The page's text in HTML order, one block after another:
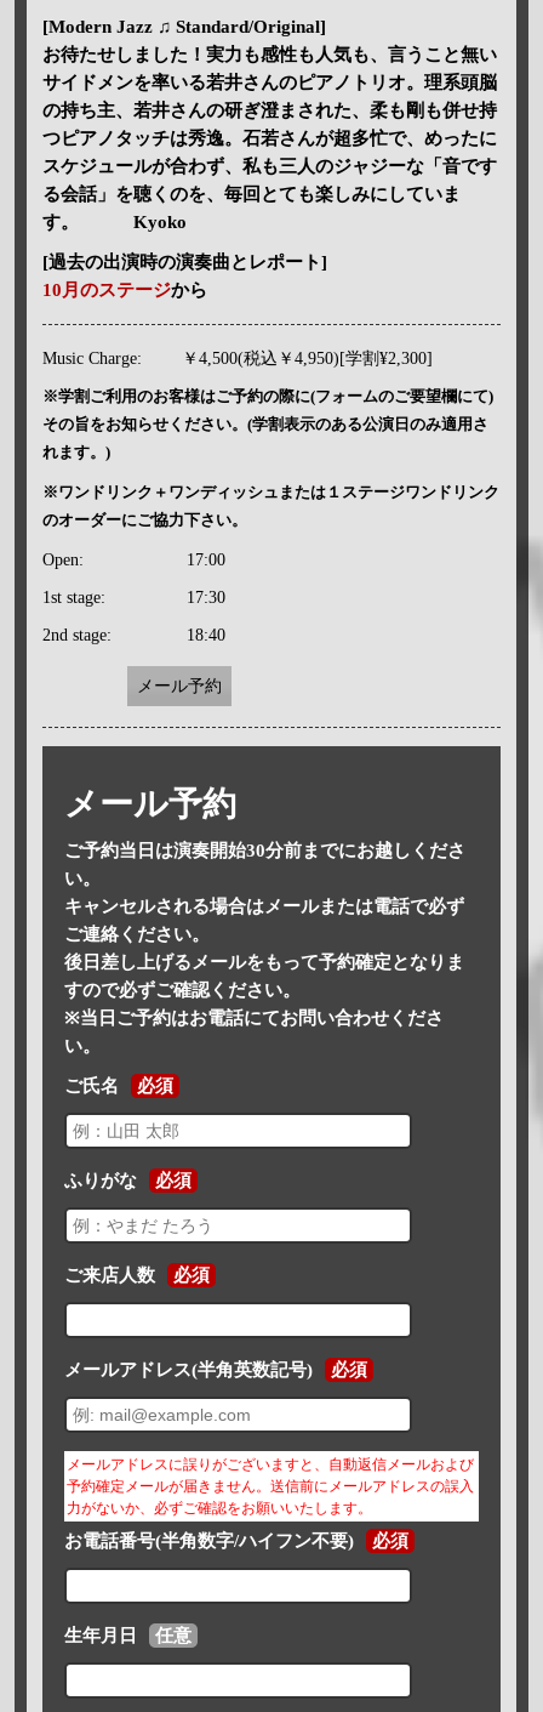
[Modern Jazz ♫ Standard/Original]
お待たせしました！実力も感性も人気も、言うこと無い
サイドメンを率いる若井さんのピアノトリオ。理系頭脳
の持ち主、若井さんの研ぎ澄まされた、柔も剛も併せ持
つピアノタッチは秀逸。石若さんが超多忙で、めったに
スケジュールが合わず、私も三人のジャジーな「音です
る会話」を聴くのを、毎回とても楽しみにしていま
す。 Kyoko
[過去の出演時の演奏曲とレポート]
10月のステージから
Music Charge: ￥4,500(税込￥4,950)[学割¥2,300]
※学割ご利用のお客様はご予約の際に(フォームのご要望欄にて)
その旨をお知らせください。(学割表示のある公演日のみ適用さ
れます。)
※ワンドリンク＋ワンディッシュまたは１ステージワンドリンク
のオーダーにご協力下さい。
Open: 17:00
1st stage: 17:30
2nd stage: 18:40
メール予約
メール予約
ご予約当日は演奏開始30分前までにお越しくださ
い。
キャンセルされる場合はメールまたは電話で必ず
ご連絡ください。
後日差し上げるメールをもって予約確定となりま
すので必ずご確認ください。
※当日ご予約はお電話にてお問い合わせくださ
い。
ご氏名 必須
ふりがな 必須
ご来店人数 必須
メールアドレス(半角英数記号) 必須
メールアドレスに誤りがございますと、自動返信メールおよび
予約確定メールが届きません。送信前にメールアドレスの誤入
力がないか、必ずご確認をお願いいたします。
お電話番号(半角数字/ハイフン不要) 必須
生年月日 任意